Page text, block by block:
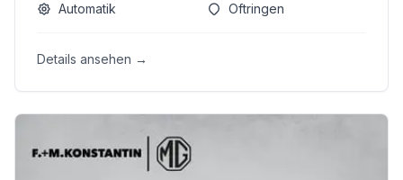
Automatik
Oftringen
Details ansehen →